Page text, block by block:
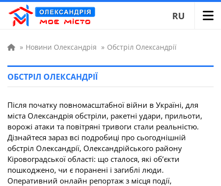
RU
» Новини Олександрія » Обстріл Олександрії
ОБСТРІЛ ОЛЕКСАНДРІЇ
Після початку повномасштабної війни в Україні, для
міста Олександрія обстріли, ракетні удари, прильоти,
ворожі атаки та повітряні тривоги стали реальністю.
Дізнайтеся зараз всі подробиці про сьогоднішній
обстріл Олександрії, Олександрійського району
Кіровоградської області: що сталося, які об’єкти
пошкоджено, чи є поранені і загиблі люди.
Оперативний онлайн репортаж з місця події,